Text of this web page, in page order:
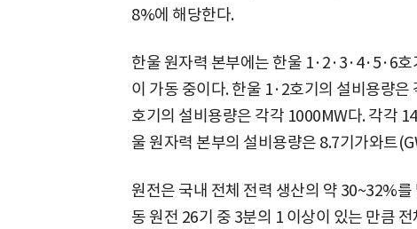
8%에 해당한다.
한울 원자력 본부에는 한울 1·2·3·4·5·6
이 가동 중이다. 한울 1·2호기의 설비용량
호기의 설비용량은 각각 1000MW다. 각각
울 원자력 본부의 설비용량은 8.7기가와트
원전은 국내 전체 전력 생산의 약 30~32%
동 원전 26기 중 3분의 1 이상이 있는 만큼